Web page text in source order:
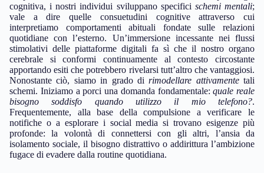
cognitiva, i nostri individui sviluppano specifici schemi mentali;
vale a dire quelle consuetudini cognitive attraverso cui
interpretiamo comportamenti abituali fondate sulle relazioni
quotidiane con l’esterno. Un’immersione incessante nei flussi
stimolativi delle piattaforme digitali fa sì che il nostro organo
cerebrale si conformi continuamente al contesto circostante
apportando esiti che potrebbero rivelarsi tutt’altro che vantaggiosi.
Nonostante ciò, siamo in grado dirimodellare attivamentetali
schemi. Iniziamo a porci una domanda fondamentale:quale reale
bisogno soddisfo quando utilizzo il mio telefono?.
Frequentemente, alla base della compulsione a verificare le
notifiche o a esplorare i social media si trovano esigenze più
profonde: la volontà di connettersi con gli altri, l’ansia da
isolamento sociale, il bisogno distrattivo o addirittura l’ambizione
fugace di evadere dalla routine quotidiana.